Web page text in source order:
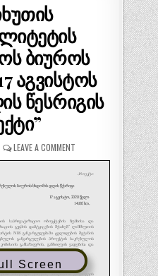
ბიუროს
აგვისტოს
წესრიგის
LEAVE A COMMENT
Screen